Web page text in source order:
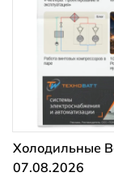
Холодильные
07.08.2026